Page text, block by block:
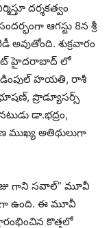
దర్శకత్వం
ఆగస్టు 8న శ్రీ
అవుతోంది. శుక్రవారం
హైదరాబాద్ లో
హయతి, రాశీ
ప్రొడ్యూసర్స్
డా.భద్రం,
ముఖ్య అతిథులుగా
గాని సవాల్” మూవీ
ఉంది. ఈ మూవీ
కొత్తలో